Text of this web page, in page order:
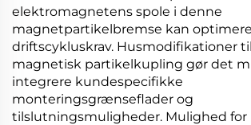
elektromagnetens spole i denne
magnetpartikelbremse kan
driftscykluskrav. Husmodifikationer
magnetisk partikelkupling gør det
integrere kundespecifikke
monteringsgrænseflader og
tilslutningsmuligheder. Mulighed for